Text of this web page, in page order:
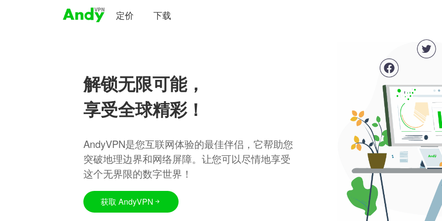
定价 下载
解锁无限可能，
享受全球精彩！
AndyVPN是您互联网体验的最佳伴侣，它帮助您
突破地理边界和网络屏障。让您可以尽情地享受
这个无界限的数字世界！
获取 AndyVPN